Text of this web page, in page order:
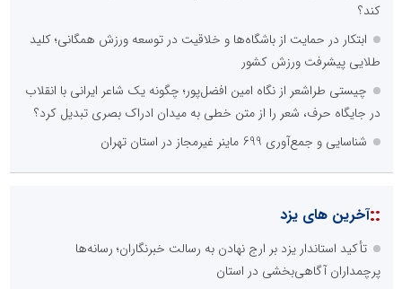
کند؟
ابتکار در حمایت از باشگاه‌ها و خلاقیت در توسعه ورزش همگانی؛ کلید
طلایی پیشرفت ورزش کشور
چیستی طراشعر از نگاه امین افضل‌پور؛ چگونه یک شاعر ایرانی با انقلاب
در جایگاه حرف، شعر را از متن خطی به میدان ادراک بصری تبدیل کرد؟
شناسایی و جمع‌آوری 699 ماینر غیرمجاز در استان تهران
::آخرین های یزد
تأکید استاندار یزد بر ارج نهادن به رسالت خبرنگاران؛ رسانه‌ها
پرچمداران آگاهی‌بخشی در استان